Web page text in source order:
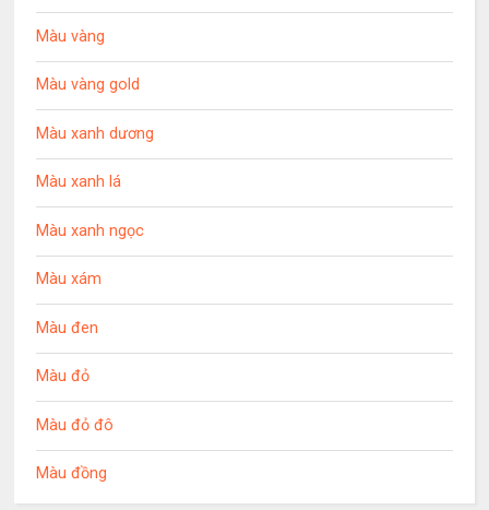
Màu vàng
Màu vàng gold
Màu xanh dương
Màu xanh lá
Màu xanh ngọc
Màu xám
Màu đen
Màu đỏ
Màu đỏ đô
Màu đồng